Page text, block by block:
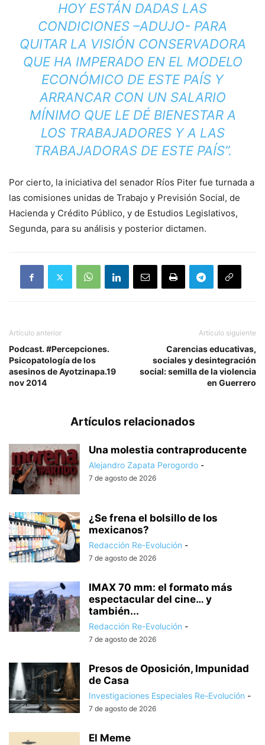
HOY ESTÁN DADAS LAS
CONDICIONES –ADUJO- PARA
QUITAR LA VISIÓN CONSERVADORA
QUE HA IMPERADO EN EL MODELO
ECONÓMICO DE ESTE PAÍS Y
ARRANCAR CON UN SALARIO
MÍNIMO QUE LE DÉ BIENESTAR A
LOS TRABAJADORES Y A LAS
TRABAJADORAS DE ESTE PAÍS”.
Por cierto, la iniciativa del senador Ríos Piter fue turnada a
las comisiones unidas de Trabajo y Previsión Social, de
Hacienda y Crédito Público, y de Estudios Legislativos,
Segunda, para su análisis y posterior dictamen.
Artículo anterior
Podcast. #Percepciones.
Psicopatología de los
asesinos de Ayotzinapa.19
nov 2014
Artículo siguiente
Carencias educativas,
sociales y desintegración
social: semilla de la violencia
en Guerrero
Artículos relacionados
Una molestia contraproducente
Alejandro Zapata Perogordo -
7 de agosto de 2026
¿Se frena el bolsillo de los
mexicanos?
Redacción Re-Evolución -
7 de agosto de 2026
IMAX 70 mm: el formato más
espectacular del cine… y
también...
Redacción Re-Evolución -
7 de agosto de 2026
Presos de Oposición, Impunidad
de Casa
Investigaciones Especiales Re-Evolución -
7 de agosto de 2026
El Meme